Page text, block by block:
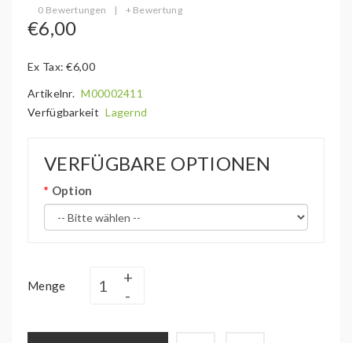
0 Bewertungen | + Bewertung
€6,00
Ex Tax: €6,00
Artikelnr. M00002411
Verfügbarkeit Lagernd
VERFÜGBARE OPTIONEN
Option
Menge